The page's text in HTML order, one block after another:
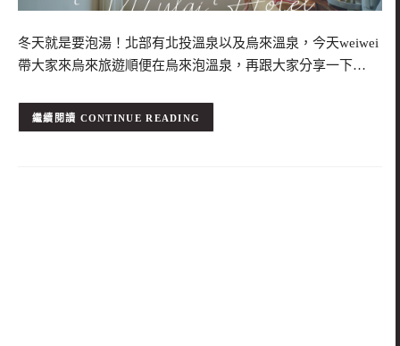
冬天就是要泡湯！北部有北投溫泉以及烏來溫泉，今天weiwei
帶大家來烏來旅遊順便在烏來泡溫泉，再跟大家分享一下…
CONTINUE READING